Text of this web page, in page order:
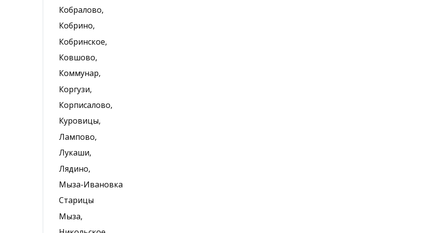
Кобралово,
Кобрино,
Кобринское,
Ковшово,
Коммунар,
Коргузи,
Корписалово,
Куровицы,
Лампово,
Лукаши,
Лядино,
Мыза-Ивановка
Старицы
Мыза,